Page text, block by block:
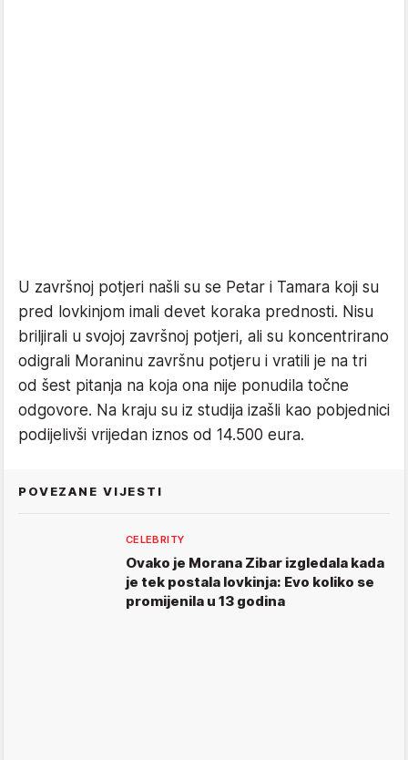
U završnoj potjeri našli su se Petar i Tamara koji su
pred lovkinjom imali devet koraka prednosti. Nisu
briljirali u svojoj završnoj potjeri, ali su koncentrirano
odigrali Moraninu završnu potjeru i vratili je na tri
od šest pitanja na koja ona nije ponudila točne
odgovore. Na kraju su iz studija izašli kao pobjednici
podijelivši vrijedan iznos od 14.500 eura.
POVEZANE VIJESTI
CELEBRITY
Ovako je Morana Zibar izgledala kada
je tek postala lovkinja: Evo koliko se
promijenila u 13 godina